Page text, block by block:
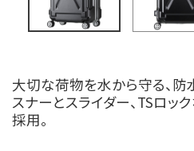
大切な荷物を水から守る、防
スナーとスライダー、TSロッ
採用。